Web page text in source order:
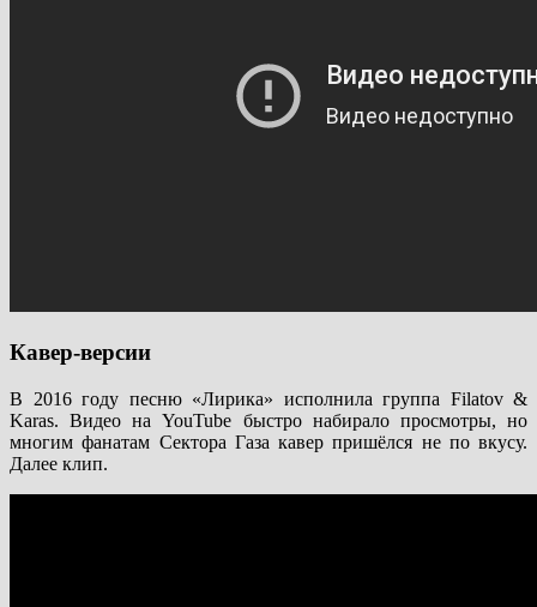
Кавер-версии
В 2016 году песню «Лирика» исполнила группа Filatov &
Karas. Видео на YouTube быстро набирало просмотры, но
многим фанатам Сектора Газа кавер пришёлся не по вкусу.
Далее клип.